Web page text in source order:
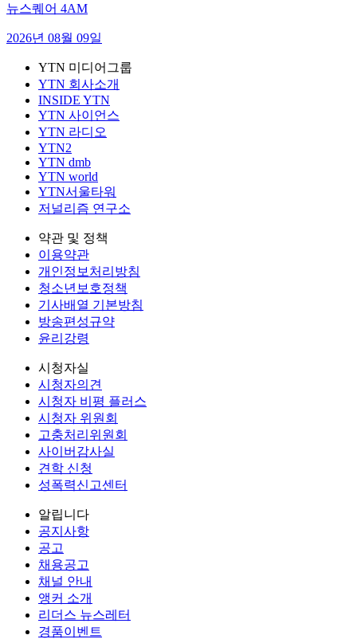
뉴스퀘어 4AM
2026년 08월 09일
YTN 미디어그룹
YTN 회사소개
INSIDE YTN
YTN 사이언스
YTN 라디오
YTN2
YTN dmb
YTN world
YTN서울타워
저널리즘 연구소
약관 및 정책
이용약관
개인정보처리방침
청소년보호정책
기사배열 기본방침
방송편성규약
윤리강령
시청자실
시청자의견
시청자 비평 플러스
시청자 위원회
고충처리위원회
사이버감사실
견학 신청
성폭력신고센터
알립니다
공지사항
공고
채용공고
채널 안내
앵커 소개
리더스 뉴스레터
경품이벤트